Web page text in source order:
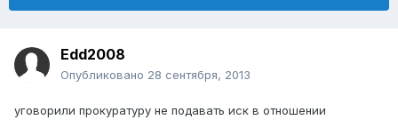
Edd2008
Опубликовано 28 сентября, 2013
уговорили прокуратуру не подавать иск в отношении